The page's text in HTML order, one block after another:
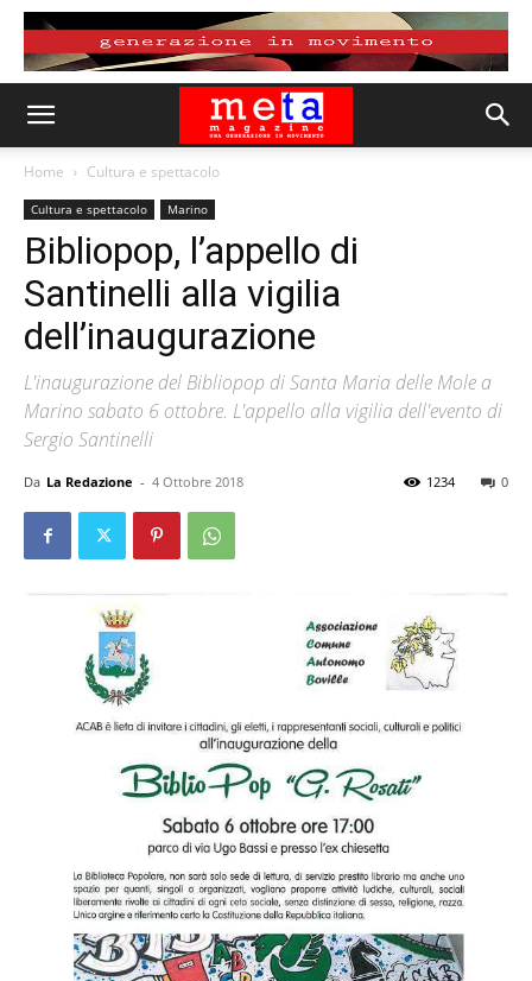
Home Cultura e spettacolo
Cultura e spettacolo Marino
Bibliopop, l’appello di
Santinelli alla vigilia
dell’inaugurazione
L'inaugurazione del Bibliopop di Santa Maria delle Mole a
Marino sabato 6 ottobre. L'appello alla vigilia dell'evento di
Sergio Santinelli
Da La Redazione - 4 Ottobre 2018 0
1234